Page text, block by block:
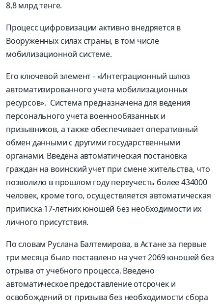
8,8 млрд тенге.
Процесс цифровизации активно внедряется в
Вооруженных силах страны, в том числе
мобилизационной системе.
Его ключевой элемент - «Интеграционный шлюз
автоматизированного учета мобилизационных
ресурсов». Система предназначена для ведения
персонального учета военнообязанных и
призывников, а также обеспечивает оперативный
обмен данными с другими государственными
органами. Введена автоматическая постановка
граждан на воинский учет при смене жительства, что
позволило в прошлом году переучесть более 434000
человек, кроме того, осуществляется автоматическая
приписка 17-летних юношей без необходимости их
личного присутствия.
По словам Руслана Балтемирова, в Астане за первые
три месяца было поставлено на учет 2069 юношей без
отрыва от учебного процесса. Введено
автоматическое предоставление отсрочек и
освобождений от призыва без необходимости сбора